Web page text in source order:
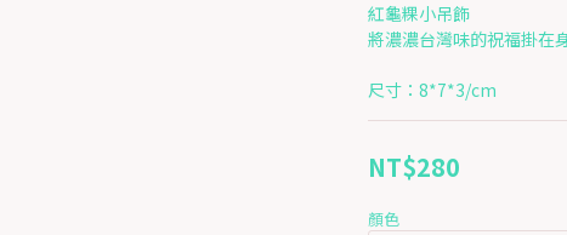
紅龜粿小吊飾
將濃濃台灣味的祝福掛在
尺寸：8*7*3/cm
NT$280
顏色